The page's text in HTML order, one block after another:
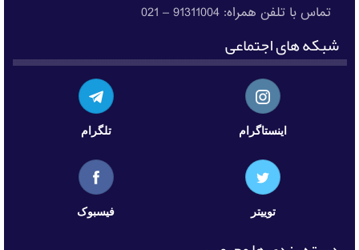
تماس با تلفن همراه: 91311004 – 021
شبکه های اجتماعی
اینستاگرام تلگرام
توییتر فیسبوک